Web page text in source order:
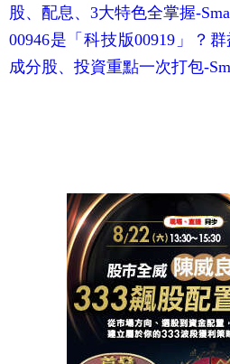
股、配息、3大特色全掌握-
00946是「科技版00919」？
成分股、投資重點一次打包-